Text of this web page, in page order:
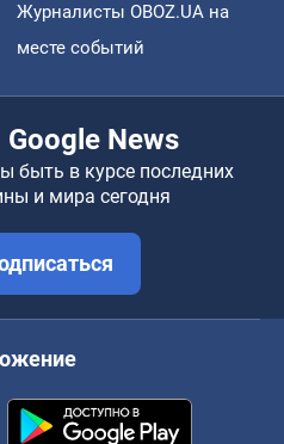
Журналисты OBOZ.UA на
месте событий
Google News
быть в курсе последних
и мира сегодня